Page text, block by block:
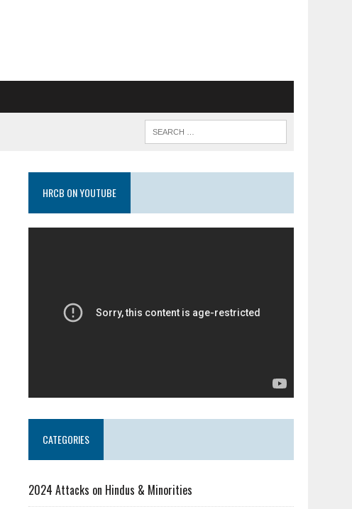
HRCB ON YOUTUBE
CATEGORIES
2024 Attacks on Hindus & Minorities